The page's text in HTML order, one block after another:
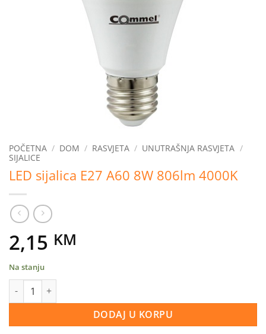
POČETNA / DOM / RASVJETA / UNUTRAŠNJA RASVJETA /
SIJALICE
LED sijalica E27 A60 8W 806lm 4000K
2,15 KM
Na stanju
LED sijalica E27 A60 8W 806lm 4000K količina
DODAJ U KORPU